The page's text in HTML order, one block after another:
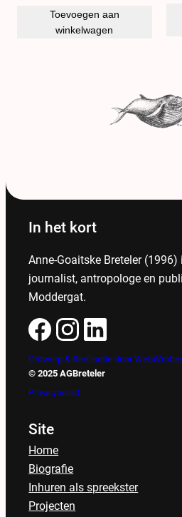
Toevoegen aan
winkelwagen
In het kort
Anne-Goaitske Breteler
journalist, antropologe en
Moddergat.
Ontwerp & Realisatie door
© 2025 AGBreteler
Privacybeleid
Site
Home
Biografie
Inhuren als spreekster
Projecten